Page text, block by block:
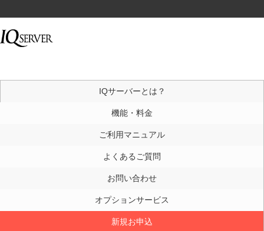
IQサーバーとは？
機能・料金
ご利用マニュアル
よくあるご質問
お問い合わせ
オプションサービス
新規お申込